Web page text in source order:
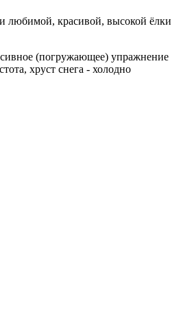
любимой, красивой, высокой ёлки
(погружающее) упражнение
хруст снега - холодно